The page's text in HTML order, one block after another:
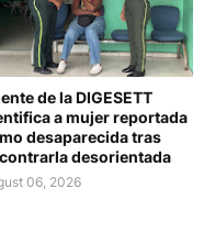
de la DIGESETT
a mujer reportada
desaparecida tras
desorientada
06, 2026